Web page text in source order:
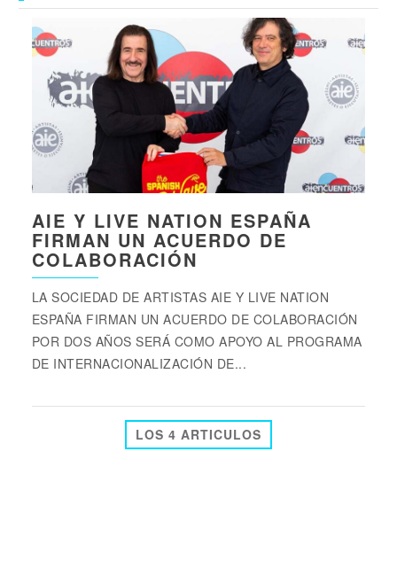
AIE Y LIVE NATION ESPAÑA
FIRMAN UN ACUERDO DE
COLABORACIÓN
LA SOCIEDAD DE ARTISTAS AIE Y LIVE NATION
ESPAÑA FIRMAN UN ACUERDO DE COLABORACIÓN
POR DOS AÑOS SERÁ COMO APOYO AL PROGRAMA
DE INTERNACIONALIZACIÓN DE...
LOS 4 ARTICULOS